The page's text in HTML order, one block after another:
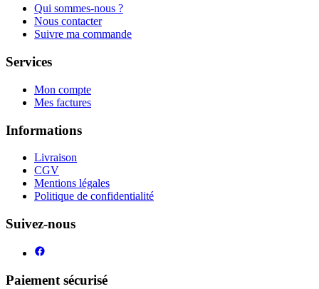
Qui sommes-nous ?
Nous contacter
Suivre ma commande
Services
Mon compte
Mes factures
Informations
Livraison
CGV
Mentions légales
Politique de confidentialité
Suivez-nous
Paiement sécurisé